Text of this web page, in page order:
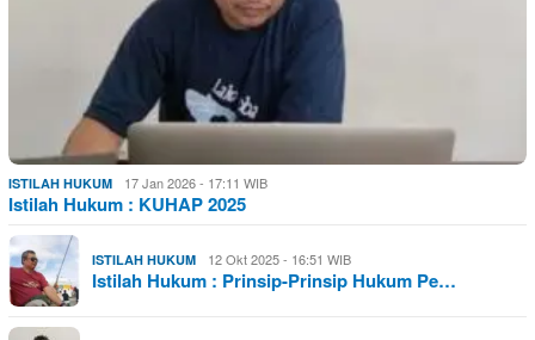
ISTILAH HUKUM 17 Jan 2026 - 17:11 WIB
Istilah Hukum : KUHAP 2025
ISTILAH HUKUM 12 Okt 2025 - 16:51 WIB
Istilah Hukum : Prinsip-Prinsip Hukum Pe…